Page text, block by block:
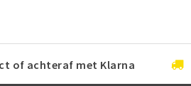
of achteraf met Klarna